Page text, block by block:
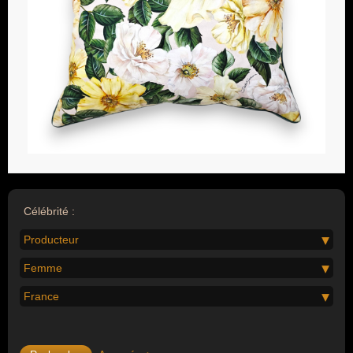
Célébrité :
Producteur
Femme
France